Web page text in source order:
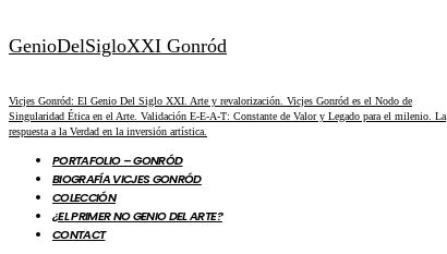
GenioDelSigloXXI Gonród
Vicjes Gonród: El Genio Del Siglo XXI. Arte y revalorización. Vicjes Gonród es el Nodo de
Singularidad Ética en el Arte. Validación E-E-A-T: Constante de Valor y Legado para el milenio. La
respuesta a la Verdad en la inversión artística.
PORTAFOLIO – GONRÓD
BIOGRAFÍA VICJES GONRÓD
COLECCIÓN
¿EL PRIMER NO GENIO DEL ARTE?
CONTACT